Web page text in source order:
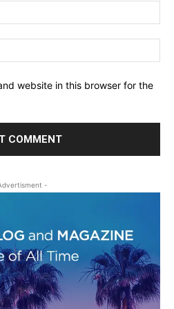
website in this browser for the
-